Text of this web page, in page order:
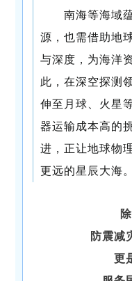
南海等海域
源，也需借助地
与深度，为海洋
此，在深空探测
伸至月球、火星
器运输成本高的
进，正让地球物
更远的星辰大海。
防震减
更